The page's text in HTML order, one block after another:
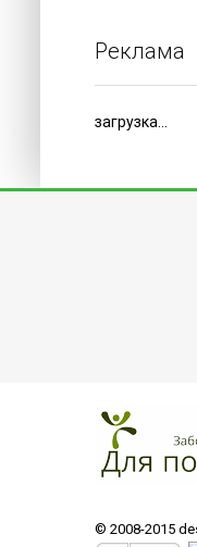
Реклама
загрузка...
© 2008-2015